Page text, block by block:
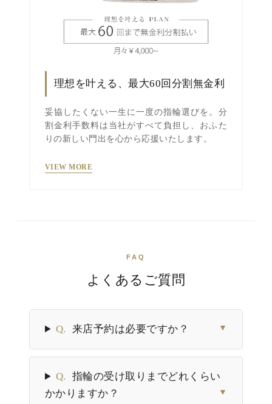
理想を叶える、最大60回分割無金利
妥協したくない一生に一度の指輪選びを。分
割金利手数料は当社がすべて負担し、おふた
りの新しい門出を心から応援いたします。
VIEW MORE
FAQ
よくあるご質問
Q. 来店予約は必要ですか？ ▼
Q.
指輪の受け取りまでどれくらい
かかりますか？
▼